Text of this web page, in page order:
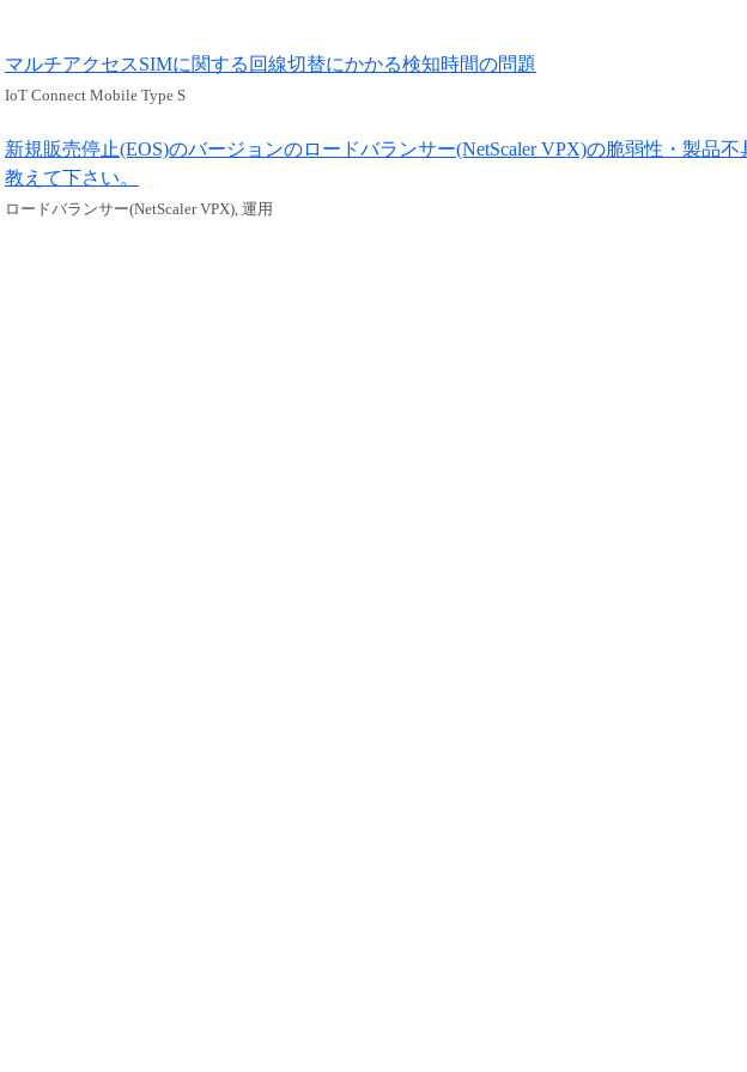
マルチアクセスSIMに関する回線切替にかかる検知時間の問題
IoT Connect Mobile Type S
新規販売停止(EOS)のバージョンのロードバランサー(NetScaler VPX)の脆弱性・製品
教えて下さい。
ロードバランサー(NetScaler VPX), 運用